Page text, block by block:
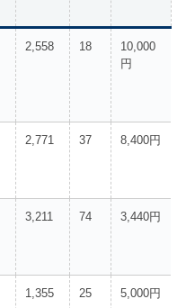
2,558 18
10,000
円
2,771 37 8,400円
3,211 74 3,440円
1,355 25 5,000円